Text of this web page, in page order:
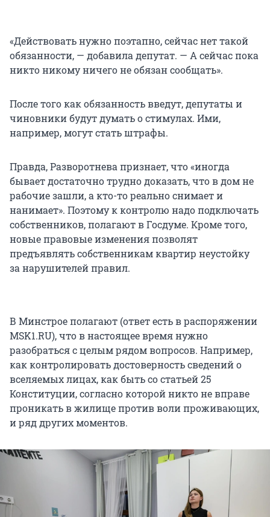
«Действовать нужно поэтапно, сейчас нет такой
обязанности, — добавила депутат. — А сейчас пока
никто никому ничего не обязан сообщать».
После того как обязанность введут, депутаты и
чиновники будут думать о стимулах. Ими,
например, могут стать штрафы.
Правда, Разворотнева признает, что «иногда
бывает достаточно трудно доказать, что в дом не
рабочие зашли, а кто-то реально снимает и
нанимает». Поэтому к контролю надо подключать
собственников, полагают в Госдуме. Кроме того,
новые правовые изменения позволят
предъявлять собственникам квартир неустойку
за нарушителей правил.
В Минстрое полагают (ответ есть в распоряжении
MSK1.RU), что в настоящее время нужно
разобраться с целым рядом вопросов. Например,
как контролировать достоверность сведений о
вселяемых лицах, как быть со статьей 25
Конституции, согласно которой никто не вправе
проникать в жилище против воли проживающих,
и ряд других моментов.